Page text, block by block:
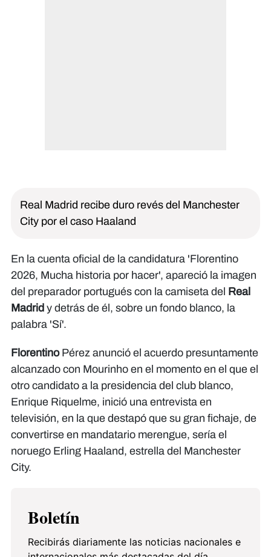
Real Madrid recibe duro revés del Manchester
City por el caso Haaland
En la cuenta oficial de la candidatura 'Florentino
2026, Mucha historia por hacer', apareció la imagen
del preparador portugués con la camiseta del
Real
Madrid y detrás de él, sobre un fondo blanco, la
palabra 'Sí'.
FlorentinoPérez anunció el acuerdo presuntamente
alcanzado con Mourinho en el momento en el que el
otro candidato a la presidencia del club blanco,
Enrique Riquelme, inició una entrevista en
televisión, en la que destapó que su gran fichaje, de
convertirse en mandatario merengue, sería el
noruego Erling Haaland, estrella del Manchester
City.
Boletín
Recibirás diariamente las noticias nacionales e